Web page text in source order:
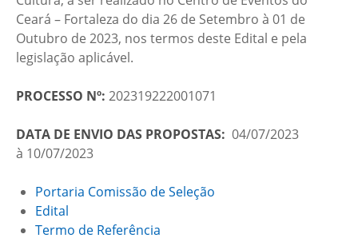
Ceará – Fortaleza do dia 26 de Setembro à 01 de
Outubro de 2023, nos termos deste Edital e pela
legislação aplicável.
PROCESSO Nº: 202319222001071
DATA DE ENVIO DAS PROPOSTAS: 04/07/2023
à 10/07/2023
Portaria Comissão de Seleção
Edital
Termo de Referência